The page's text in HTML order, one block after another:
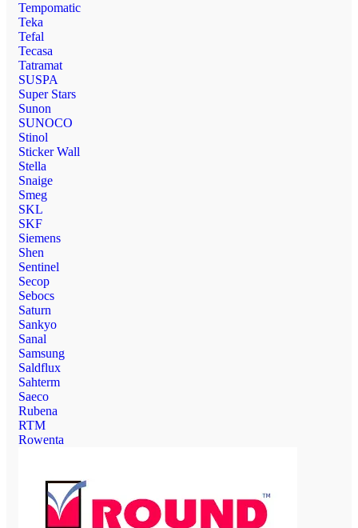
Tempomatic
Teka
Tefal
Tecasa
Tatramat
SUSPA
Super Stars
Sunon
SUNOCO
Stinol
Sticker Wall
Stella
Snaige
Smeg
SKL
SKF
Siemens
Shen
Sentinel
Secop
Sebocs
Saturn
Sankyo
Sanal
Samsung
Saldflux
Sahterm
Saeco
Rubena
RTM
Rowenta